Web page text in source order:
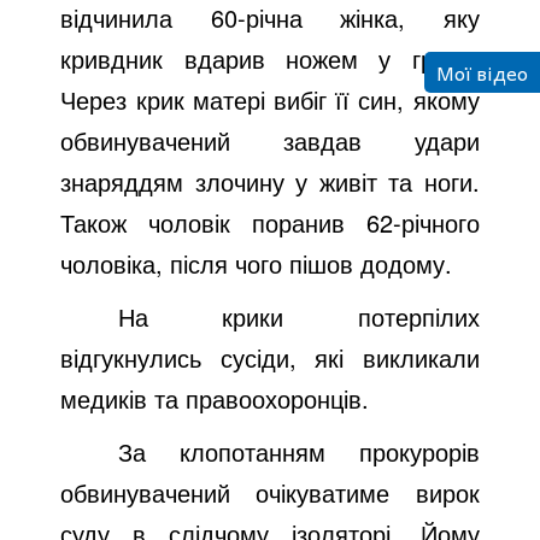
відчинила 60-річна жінка, яку
кривдник вдарив ножем у груди.
Через крик матері вибіг її син, якому
обвинувачений завдав удари
знаряддям злочину у живіт та ноги.
Також чоловік поранив 62-річного
чоловіка, після чого пішов додому.
На крики потерпілих
відгукнулись сусіди, які викликали
медиків та правоохоронців.
За клопотанням прокурорів
обвинувачений очікуватиме вирок
Мої відео